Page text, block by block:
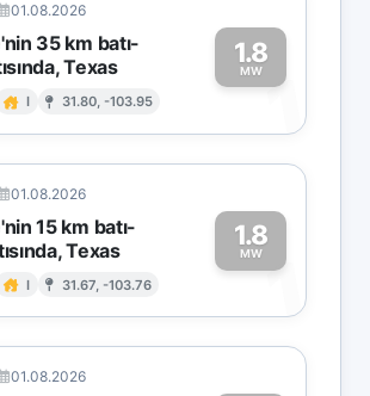
01.08.2026
35 km batı-
Texas
I 31.80, -103.95
1.8
MW1
01.08.2026
15 km batı-
Texas
I 31.67, -103.76
1.8
MW1
01.08.2026